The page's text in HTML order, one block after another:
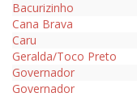
Bacurizinho
Cana Brava
Caru
Geralda/Toco Preto
Governador
Governador